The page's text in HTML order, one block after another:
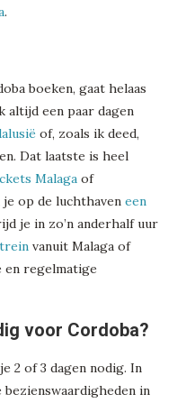
.
boeken, gaat helaas
altijd een paar dagen
of, zoals ik deed,
Dat laatste is heel
Malaga of
op de luchthaven een
je in zo’n anderhalf uur
vanuit Malaga of
en regelmatige
voor Cordoba?
2 of 3 dagen nodig. In
in